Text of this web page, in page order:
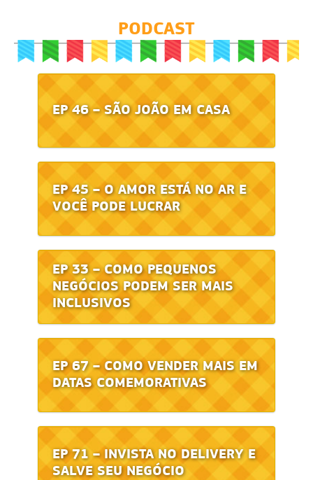
PODCAST
EP 46 – SÃO JOÃO EM CASA
EP 45 – O AMOR ESTÁ NO AR E
VOCÊ PODE LUCRAR
EP 33 – COMO PEQUENOS
NEGÓCIOS PODEM SER MAIS
INCLUSIVOS
EP 67 – COMO VENDER MAIS EM
DATAS COMEMORATIVAS
EP 71 – INVISTA NO DELIVERY E
SALVE SEU NEGÓCIO